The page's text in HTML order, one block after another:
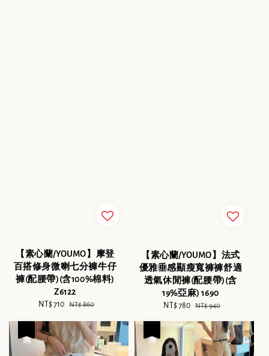
【素心蘭/YOUMO】摩登
百搭修身微喇七分褲牛仔
褲(配腰帶)(含100%棉料)
Z6122
Sale
NT$ 710 Regular
NT$ 860
【素心蘭/YOUMO】法式
優雅垂感顯瘦寬褲褲舒適
透氣休閒褲(配腰帶)(含
19%亞麻) 1690
Sale
NT$ 780 Regular
NT$ 940